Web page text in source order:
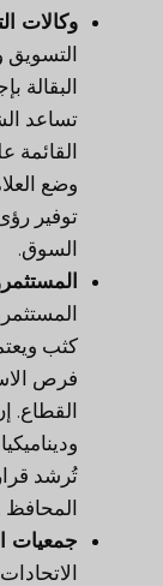
وكالات
البقالة
تساعد
القائمة
وضع
توفير
السوق.
فرص
القطاع.
تُرشد
المحافظ
جمعيات